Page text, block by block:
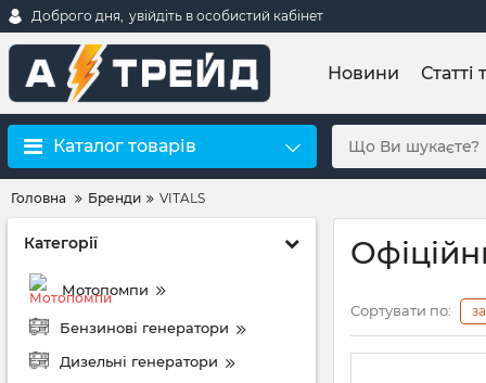
Доброго дня, увійдіть в особистий кабінет
Новини Статті
Каталог товарів
Головна Бренди VITALS
Категорії
Мотопомпи
Бензинові генератори
Дизельні генератори
Сортувати по: